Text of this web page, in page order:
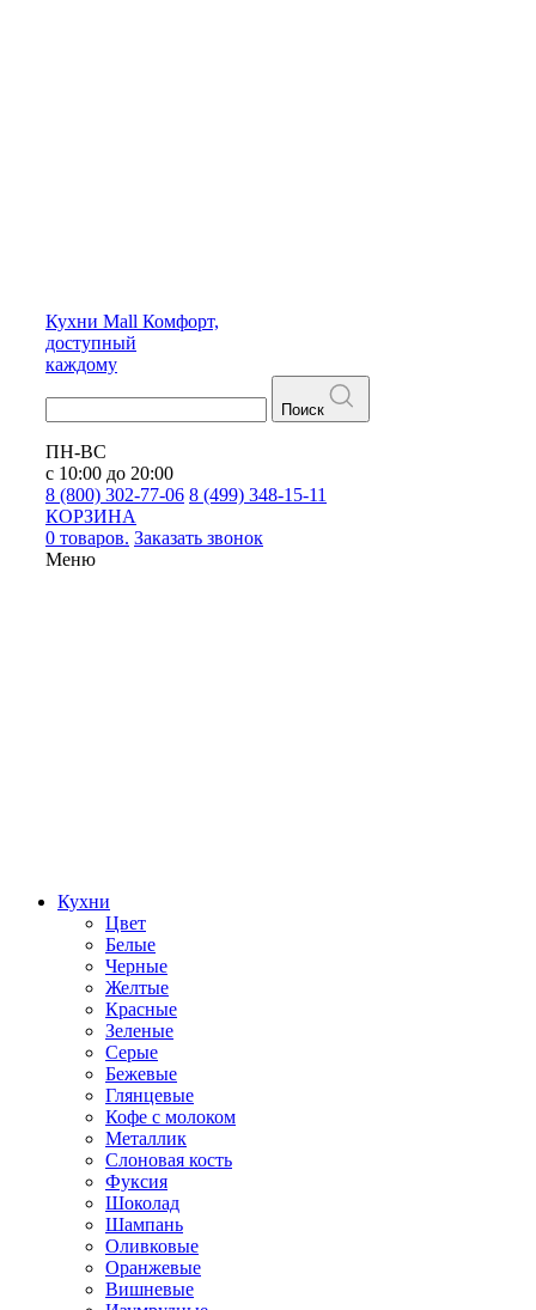
Кухни Mall Комфорт,
доступный
каждому
Поиск
ПН-ВС
с 10:00 до 20:00
8 (800) 302-77-06 8 (499) 348-15-11
КОРЗИНА
0 товаров. Заказать звонок
Меню
Кухни
Цвет
Белые
Черные
Желтые
Красные
Зеленые
Серые
Бежевые
Глянцевые
Кофе с молоком
Металлик
Слоновая кость
Фуксия
Шоколад
Шампань
Оливковые
Оранжевые
Вишневые